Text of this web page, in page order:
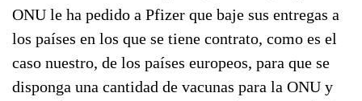
ONU le ha pedido a Pfizer que baje sus entregas a
los países en los que se tiene contrato, como es el
caso nuestro, de los países europeos, para que se
disponga una cantidad de vacunas para la ONU y